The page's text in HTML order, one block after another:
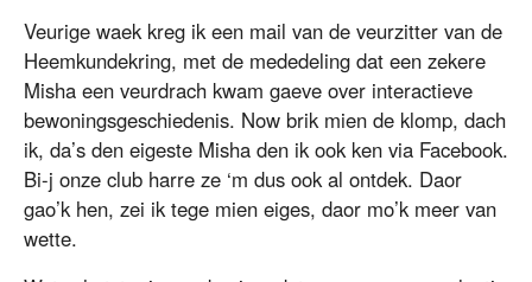
Veurige waek kreg ik een mail van de veurzitter van de
Heemkundekring, met de mededeling dat een zekere
Misha een veurdrach kwam gaeve over interactieve
bewoningsgeschiedenis. Now brik mien de klomp, dach
ik, da’s den eigeste Misha den ik ook ken via Facebook.
Bi-j onze club harre ze ‘m dus ook al ontdek. Daor
gao’k hen, zei ik tege mien eiges, daor mo’k meer van
wette.